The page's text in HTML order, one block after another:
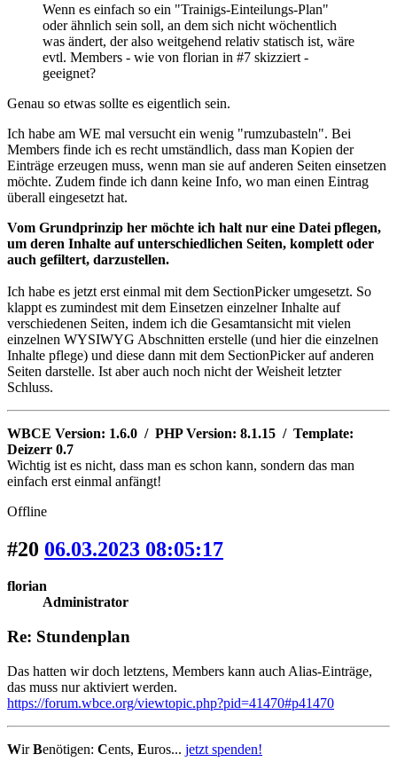
Wenn es einfach so ein "Trainigs-Einteilungs-Plan"
oder ähnlich sein soll, an dem sich nicht wöchentlich
was ändert, der also weitgehend relativ statisch ist, wäre
evtl. Members - wie von florian in #7 skizziert -
geeignet?
Genau so etwas sollte es eigentlich sein.
Ich habe am WE mal versucht ein wenig "rumzubasteln". Bei
Members finde ich es recht umständlich, dass man Kopien der
Einträge erzeugen muss, wenn man sie auf anderen Seiten einsetzen
möchte. Zudem finde ich dann keine Info, wo man einen Eintrag
überall eingesetzt hat.
Vom Grundprinzip her möchte ich halt nur eine Datei pflegen,
um deren Inhalte auf unterschiedlichen Seiten, komplett oder
auch gefiltert, darzustellen.
Ich habe es jetzt erst einmal mit dem SectionPicker umgesetzt. So
klappt es zumindest mit dem Einsetzen einzelner Inhalte auf
verschiedenen Seiten, indem ich die Gesamtansicht mit vielen
einzelnen WYSIWYG Abschnitten erstelle (und hier die einzelnen
Inhalte pflege) und diese dann mit dem SectionPicker auf anderen
Seiten darstelle. Ist aber auch noch nicht der Weisheit letzter
Schluss.
WBCE Version: 1.6.0 / PHP Version: 8.1.15 / Template:
Deizerr 0.7
Wichtig ist es nicht, dass man es schon kann, sondern das man
einfach erst einmal anfängt!
Offline
#20 06.03.2023 08:05:17
florian
Administrator
Re: Stundenplan
Das hatten wir doch letztens, Members kann auch Alias-Einträge,
das muss nur aktiviert werden.
https://forum.wbce.org/viewtopic.php?pid=41470#p41470
WirBenötigen: Cents, Euros... jetzt spenden!